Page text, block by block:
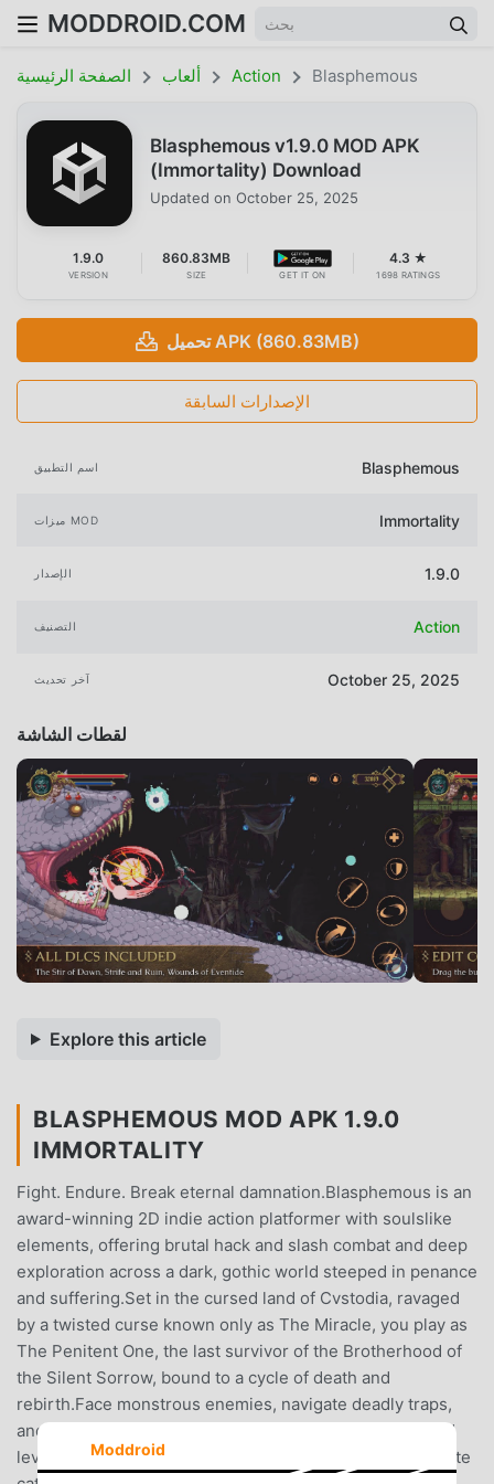
MODDROID.COM
الصفحة الرئيسية ألعاب Action Blasphemous
Blasphemous v1.9.0 MOD APK
(Immortality) Download
Updated on October 25, 2025
1.9.0
VERSION
860.83MB
SIZE GET IT ON
4.3 ★
1698 RATINGS
تحميل APK (860.83MB)
الإصدارات السابقة
اسم التطبيق Blasphemous
ميزات MOD Immortality
الإصدار 1.9.0
التصنيف Action
آخر تحديث October 25, 2025
لقطات الشاشة
Explore this article
BLASPHEMOUS MOD APK 1.9.0
IMMORTALITY
Fight. Endure. Break eternal damnation.Blasphemous is an
award-winning 2D indie action platformer with soulslike
elements, offering brutal hack and slash combat and deep
exploration across a dark, gothic world steeped in penance
and suffering.Set in the cursed land of Cvstodia, ravaged
by a twisted curse known only as The Miracle, you play as
The Penitent One, the last survivor of the Brotherhood of
the Silent Sorrow, bound to a cycle of death and
rebirth.Face monstrous enemies, navigate deadly traps,
and uncover hidden secrets in pixel perfect handcrafted
levels. As you fight for redemption, you'll explore desolate
Moddroid